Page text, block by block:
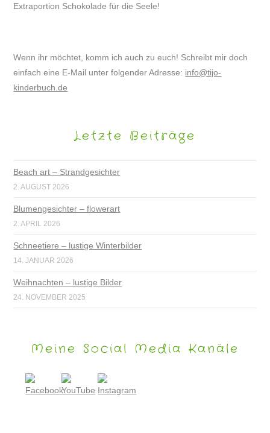
Extraportion Schokolade für die Seele!
Wenn ihr möchtet, komm ich auch zu euch! Schreibt mir doch
einfach eine E-Mail unter folgender Adresse: info@tijo-
kinderbuch.de
Letzte Beiträge
Beach art – Strandgesichter
2. AUGUST 2026
Blumengesichter – flowerart
2. APRIL 2026
Schneetiere – lustige Winterbilder
14. JANUAR 2026
Weihnachten – lustige Bilder
24. NOVEMBER 2025
Meine Social Media Kanäle